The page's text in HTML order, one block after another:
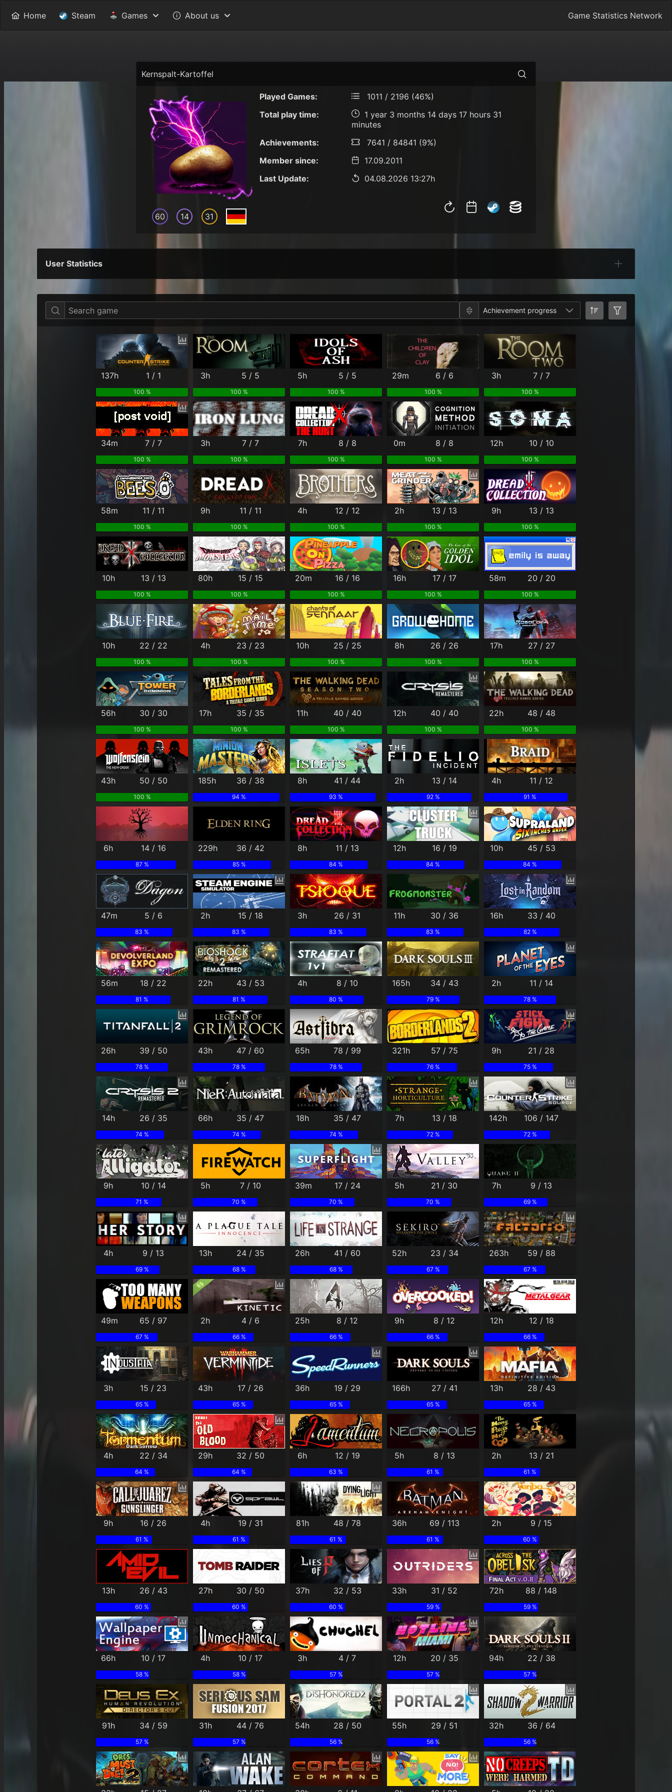
Home Steam Games About us Game Statistics Network
Kernspalt-Kartoffel
60 14 31
Played Games:
1011 / 2196 (46%)
Total play time:
1 year 3 months 14 days 17 hours 31
minutes
Achievements:
7641 / 84841 (9%)
Member since:
17.09.2011
Last Update:
04.08.2026 13:27h
User Statistics
Per Year Last Year Last Month Per Month Per Weekday Per Hour Categories
Achievement progress
137h 1 / 1
100 %
3h 5 / 5
100 %
5h 5 / 5
100 %
29m 6 / 6
100 %
3h 7 / 7
100 %
34m 7 / 7
100 %
3h 7 / 7
100 %
7h 8 / 8
100 %
0m 8 / 8
100 %
12h 10 / 10
100 %
58m 11 / 11
100 %
9h 11 / 11
100 %
4h 12 / 12
100 %
2h 13 / 13
100 %
9h 13 / 13
100 %
10h 13 / 13
100 %
80h 15 / 15
100 %
20m 16 / 16
100 %
16h 17 / 17
100 %
58m 20 / 20
100 %
10h 22 / 22
100 %
4h 23 / 23
100 %
10h 25 / 25
100 %
8h 26 / 26
100 %
17h 27 / 27
100 %
56h 30 / 30
100 %
17h 35 / 35
100 %
11h 40 / 40
100 %
12h 40 / 40
100 %
22h 48 / 48
100 %
43h 50 / 50
100 %
185h 36 / 38
94 %
8h 41 / 44
93 %
2h 13 / 14
92 %
4h 11 / 12
91 %
6h 14 / 16
87 %
229h 36 / 42
85 %
8h 11 / 13
84 %
12h 16 / 19
84 %
10h 45 / 53
84 %
47m 5 / 6
83 %
2h 15 / 18
83 %
3h 26 / 31
83 %
11h 30 / 36
83 %
16h 33 / 40
82 %
56m 18 / 22
81 %
22h 43 / 53
81 %
4h 8 / 10
80 %
165h 34 / 43
79 %
2h 11 / 14
78 %
26h 39 / 50
78 %
43h 47 / 60
78 %
65h 78 / 99
78 %
321h 57 / 75
76 %
9h 21 / 28
75 %
14h 26 / 35
74 %
66h 35 / 47
74 %
18h 35 / 47
74 %
7h 13 / 18
72 %
142h 106 / 147
72 %
9h 10 / 14
71 %
5h 7 / 10
70 %
39m 17 / 24
70 %
5h 21 / 30
70 %
7h 9 / 13
69 %
4h 9 / 13
69 %
13h 24 / 35
68 %
26h 41 / 60
68 %
52h 23 / 34
67 %
263h 59 / 88
67 %
49m 65 / 97
67 %
2h 4 / 6
66 %
25h 8 / 12
66 %
9h 8 / 12
66 %
12h 12 / 18
66 %
3h 15 / 23
65 %
43h 17 / 26
65 %
36h 19 / 29
65 %
166h 27 / 41
65 %
13h 28 / 43
65 %
4h 22 / 34
64 %
29h 32 / 50
64 %
6h 12 / 19
63 %
5h 8 / 13
61 %
2h 13 / 21
61 %
9h 16 / 26
61 %
4h 19 / 31
61 %
81h 48 / 78
61 %
36h 69 / 113
61 %
2h 9 / 15
60 %
13h 26 / 43
60 %
27h 30 / 50
60 %
37h 32 / 53
60 %
33h 31 / 52
59 %
72h 88 / 148
59 %
66h 10 / 17
58 %
4h 10 / 17
58 %
3h 4 / 7
57 %
12h 20 / 35
57 %
94h 22 / 38
57 %
91h 34 / 59
57 %
31h 44 / 76
57 %
54h 28 / 50
56 %
55h 29 / 51
56 %
32h 36 / 64
56 %